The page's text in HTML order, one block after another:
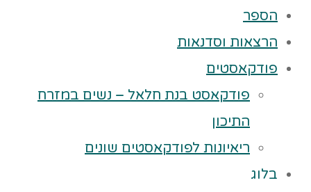
הספר
הרצאות וסדנאות
פודקאסטים
פודקאסט בנת חלאל – נשים במזרח
התיכון
ריאיונות לפודקאסטים שונים
בלוג